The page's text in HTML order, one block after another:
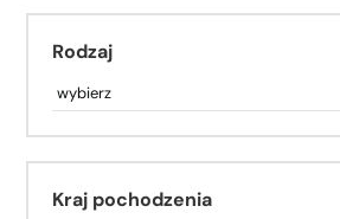
Rodzaj
Kraj pochodzenia